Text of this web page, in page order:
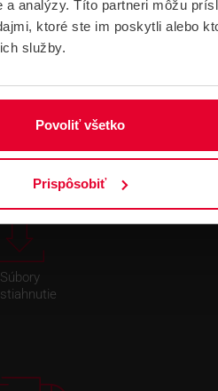
analýzy. Títo partneri môžu
ktoré ste im poskytli alebo
služby.
Povoliť všetko
Prispôsobiť
TeamViewer
Súbory